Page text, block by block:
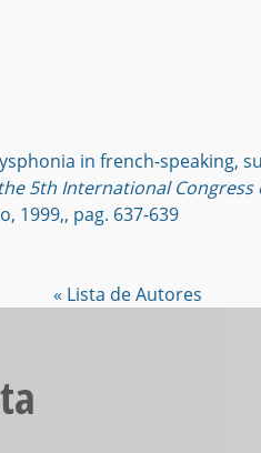
in french-speaking,
5th International
1999,, pag. 637-639
« Lista de Autores